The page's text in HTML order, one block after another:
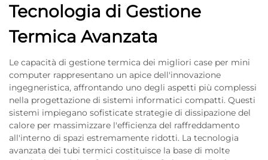
Tecnologia di Gestione
Termica Avanzata
Le capacità di gestione termica dei migliori case per mini
computer rappresentano un apice dell'innovazione
ingegneristica, affrontando uno degli aspetti più complessi
nella progettazione di sistemi informatici compatti. Questi
sistemi impiegano sofisticate strategie di dissipazione del
calore per massimizzare l'efficienza del raffreddamento
all'interno di spazi estremamente ridotti. La tecnologia
avanzata dei tubi termici costituisce la base di molte